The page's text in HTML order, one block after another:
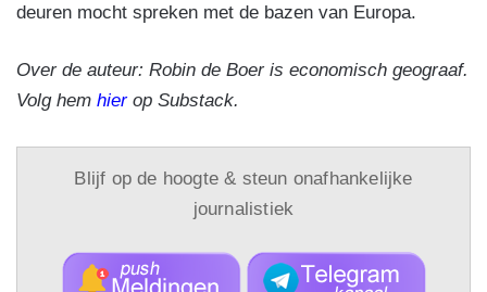
deuren mocht spreken met de bazen van Europa.
Over de auteur: Robin de Boer is economisch geograaf.
Volg hem hierop Substack.
Blijf op de hoogte & steun onafhankelijke
journalistiek